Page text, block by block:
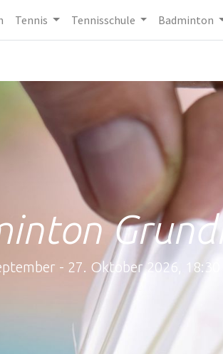
Tennis Tennisschule Badminton
- 27. Oktober 2026,